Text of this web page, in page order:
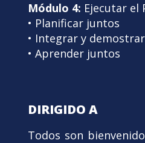
Módulo 4: Ejecutar el
• Planificar juntos
• Integrar y
• Aprender juntos
DIRIGIDO A
Todos son